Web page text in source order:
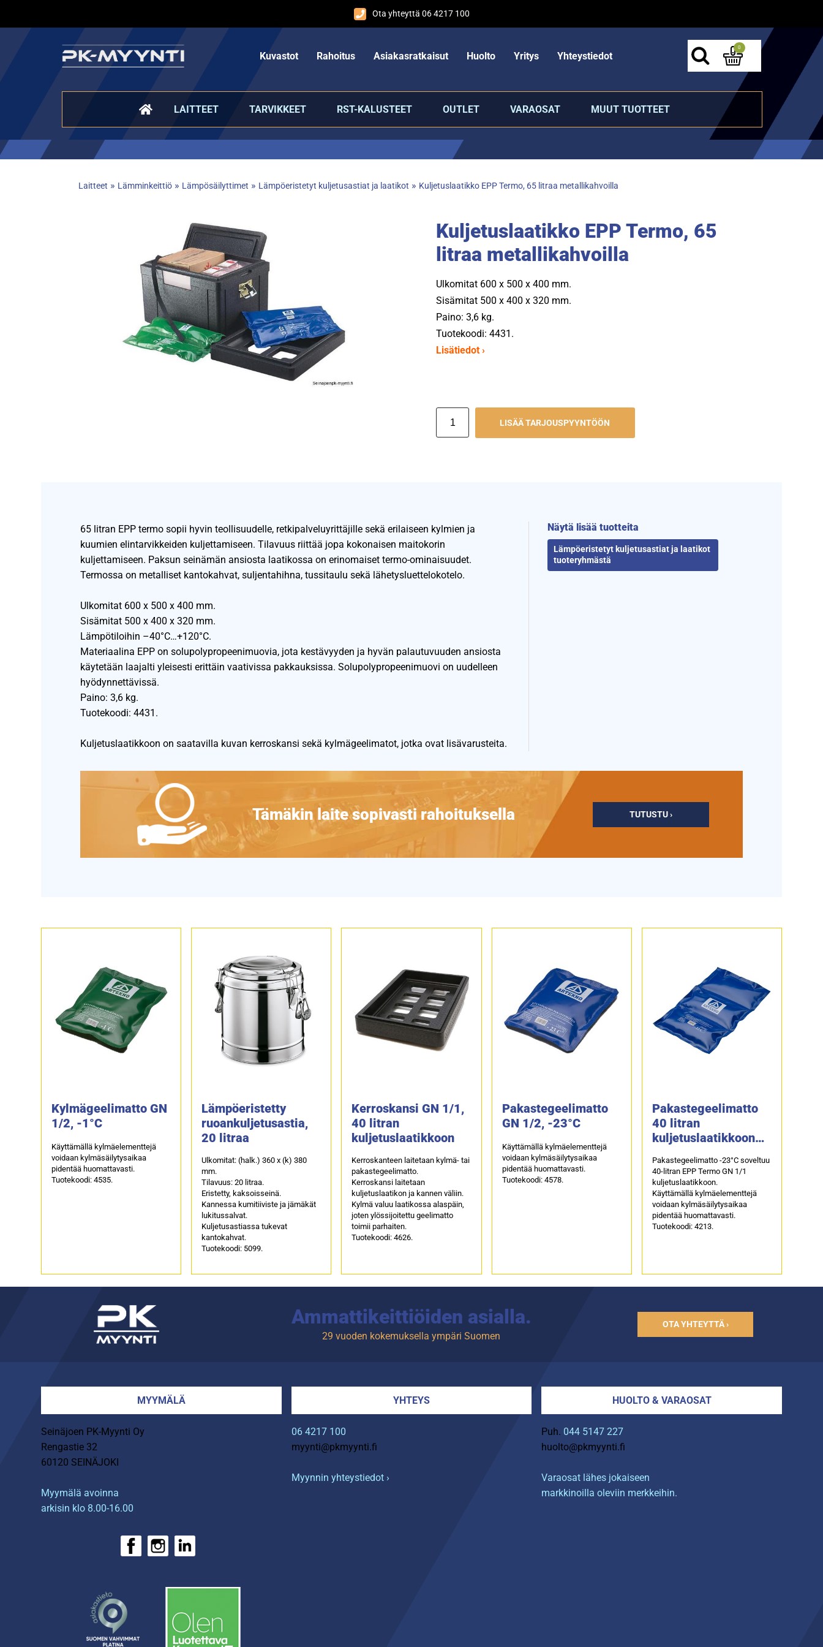
Ota yhteyttä 06 4217 100
Kuvastot Rahoitus Asiakasratkaisut Huolto Yritys Yhteystiedot
0
LAITTEET TARVIKKEET RST-KALUSTEET OUTLET VARAOSAT MUUT TUOTTEET
Laitteet » Lämminkeittiö» Lämpösäilyttimet » Lämpöeristetyt kuljetusastiat ja laatikot » Kuljetuslaatikko EPP Termo, 65 litraa metallikahvoilla
Kuljetuslaatikko EPP Termo, 65
litraa metallikahvoilla
Ulkomitat 600 x 500 x 400 mm.
Sisämitat 500 x 400 x 320 mm.
Paino: 3,6 kg.
Tuotekoodi: 4431.
Lisätiedot ›
LISÄÄ TARJOUSPYYNTÖÖN
65 litran EPP termo sopii hyvin teollisuudelle, retkipalveluyrittäjille sekä erilaiseen kylmien ja
kuumien elintarvikkeiden kuljettamiseen. Tilavuus riittää jopa kokonaisen maitokorin
kuljettamiseen. Paksun seinämän ansiosta laatikossa on erinomaiset termo-ominaisuudet.
Termossa on metalliset kantokahvat, suljentahihna, tussitaulu sekä lähetysluettelokotelo.
Ulkomitat 600 x 500 x 400 mm.
Sisämitat 500 x 400 x 320 mm.
Lämpötiloihin –40°C…+120°C.
Materiaalina EPP on solupolypropeenimuovia, jota kestävyyden ja hyvän palautuvuuden ansiosta
käytetään laajalti yleisesti erittäin vaativissa pakkauksissa. Solupolypropeenimuovi on uudelleen
hyödynnettävissä.
Paino: 3,6 kg.
Tuotekoodi: 4431.
Kuljetuslaatikkoon on saatavilla kuvan kerroskansi sekä kylmägeelimatot, jotka ovat lisävarusteita.
Näytä lisää tuotteita
Lämpöeristetyt kuljetusastiat ja laatikot
tuoteryhmästä
Tämäkin laite sopivasti rahoituksella TUTUSTU ›
Kylmägeelimatto GN
1/2, -1°C
Käyttämällä kylmäelementtejä
voidaan kylmäsäilytysaikaa
pidentää huomattavasti.
Tuotekoodi: 4535.
Lämpöeristetty
ruoankuljetusastia,
20 litraa
Ulkomitat: (halk.) 360 x (k) 380
mm.
Tilavuus: 20 litraa.
Eristetty, kaksoisseinä.
Kannessa kumitiiviste ja jämäkät
lukitussalvat.
Kuljetusastiassa tukevat
kantokahvat.
Tuotekoodi: 5099.
Kerroskansi GN 1/1,
40 litran
kuljetuslaatikkoon
Kerroskanteen laitetaan kylmä- tai
pakastegeelimatto.
Kerroskansi laitetaan
kuljetuslaatikon ja kannen väliin.
Kylmä valuu laatikossa alaspäin,
joten ylössijoitettu geelimatto
toimii parhaiten.
Tuotekoodi: 4626.
Pakastegeelimatto
GN 1/2, -23°C
Käyttämällä kylmäelementtejä
voidaan kylmäsäilytysaikaa
pidentää huomattavasti.
Tuotekoodi: 4578.
Pakastegeelimatto
40 litran
kuljetuslaatikkoon
Pakastegeelimatto -23°C soveltuu
40-litran EPP Termo GN 1/1
kuljetuslaatikkoon.
Käyttämällä kylmäelementtejä
voidaan kylmäsäilytysaikaa
pidentää huomattavasti.
Tuotekoodi: 4213.
Ammattikeittiöiden asialla.
29 vuoden kokemuksella ympäri Suomen
OTA YHTEYTTÄ ›
MYYMÄLÄ
Seinäjoen PK-Myynti Oy
Rengastie 32
60120 SEINÄJOKI
Myymälä avoinna
arkisin klo 8.00-16.00
YHTEYS
06 4217 100
myynti@pkmyynti.fi
Myynnin yhteystiedot ›
HUOLTO & VARAOSAT
Puh. 044 5147 227
huolto@pkmyynti.fi
Varaosat lähes jokaiseen
markkinoilla oleviin merkkeihin.